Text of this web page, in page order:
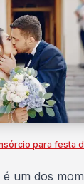
é um dos